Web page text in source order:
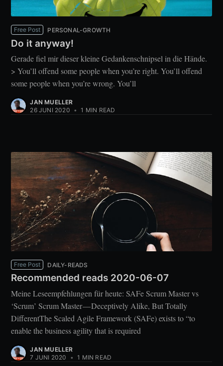
Free Post PERSONAL-GROWTH
Do it anyway!
Gerade fiel mir dieser kleine Gedankenschnipsel in die Hände.
> You’ll offend some people when you’re right. You’ll offend
some people when you’re wrong. You’ll
JAN MUELLER
26 JUNI 2020 • 1 MIN READ
Free Post DAILY-READS
Recommended reads 2020-06-07
Meine Leseempfehlungen für heute: SAFe Scrum Master vs
‘Scrum’ Scrum Master — Deceptively Alike, But Totally
DifferentThe Scaled Agile Framework (SAFe) exists to “to
enable the business agility that is required
JAN MUELLER
7 JUNI 2020
• 1 MIN READ